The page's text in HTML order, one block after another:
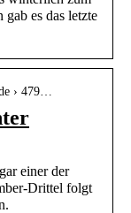
gab es das letzte
› 479…
einer der
Drittel folgt